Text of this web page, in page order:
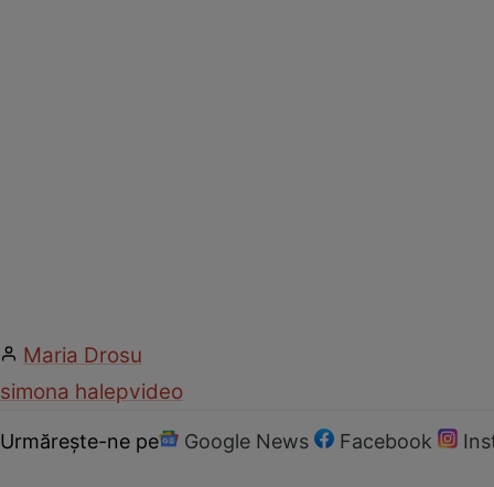
Maria Drosu
simona halepvideo
Urmărește-ne pe Google News Facebook